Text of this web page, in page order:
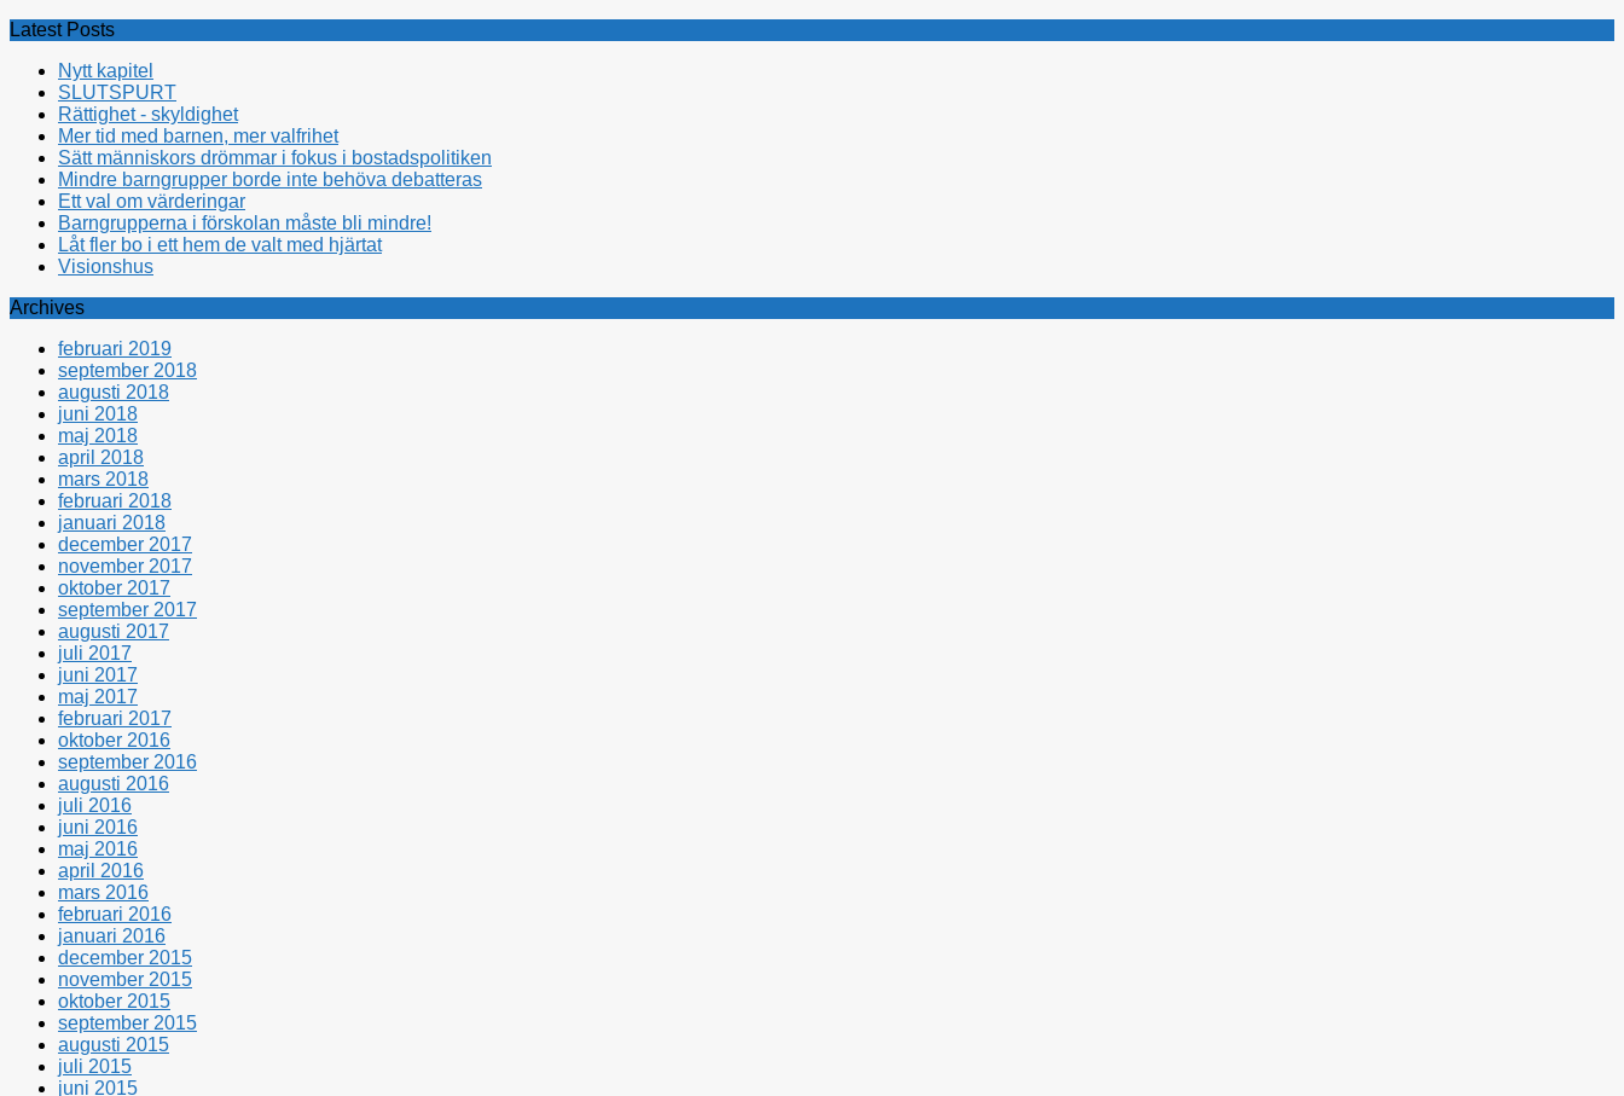
Latest Posts
Nytt kapitel
SLUTSPURT
Rättighet - skyldighet
Mer tid med barnen, mer valfrihet
Sätt människors drömmar i fokus i bostadspolitiken
Mindre barngrupper borde inte behöva debatteras
Ett val om värderingar
Barngrupperna i förskolan måste bli mindre!
Låt fler bo i ett hem de valt med hjärtat
Visionshus
Archives
februari 2019
september 2018
augusti 2018
juni 2018
maj 2018
april 2018
mars 2018
februari 2018
januari 2018
december 2017
november 2017
oktober 2017
september 2017
augusti 2017
juli 2017
juni 2017
maj 2017
februari 2017
oktober 2016
september 2016
augusti 2016
juli 2016
juni 2016
maj 2016
april 2016
mars 2016
februari 2016
januari 2016
december 2015
november 2015
oktober 2015
september 2015
augusti 2015
juli 2015
juni 2015